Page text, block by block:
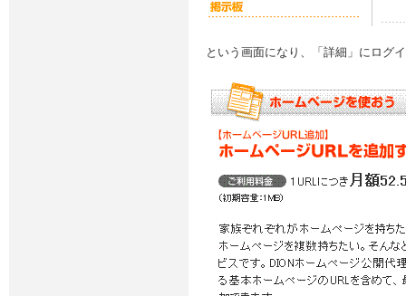
という画面になり、「詳細」にログ